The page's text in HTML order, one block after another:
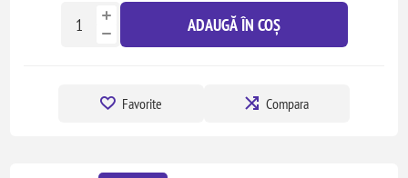
ADAUGĂ ÎN COȘ
Favorite Compara